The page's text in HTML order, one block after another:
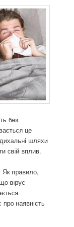
без
це
шляхи
свій вплив.
Як правило,
вірус
про наявність